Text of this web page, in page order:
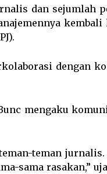
dan sejumlah
dengan
mengaku
teman
sama rasakan,”